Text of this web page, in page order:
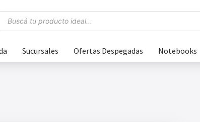
Sucursales Ofertas Despegadas Notebooks